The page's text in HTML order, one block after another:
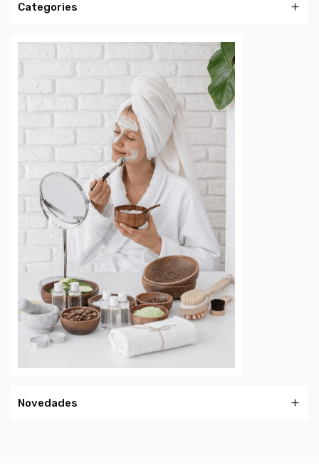
Categories 
Novedades 